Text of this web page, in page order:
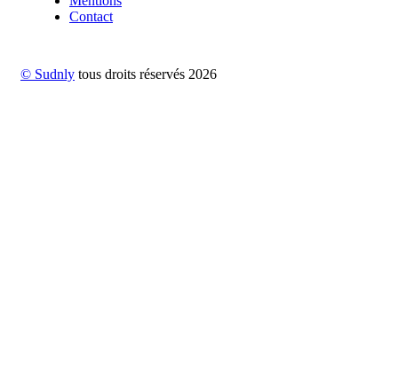
Contact
© Sudnly tous droits réservés 2026